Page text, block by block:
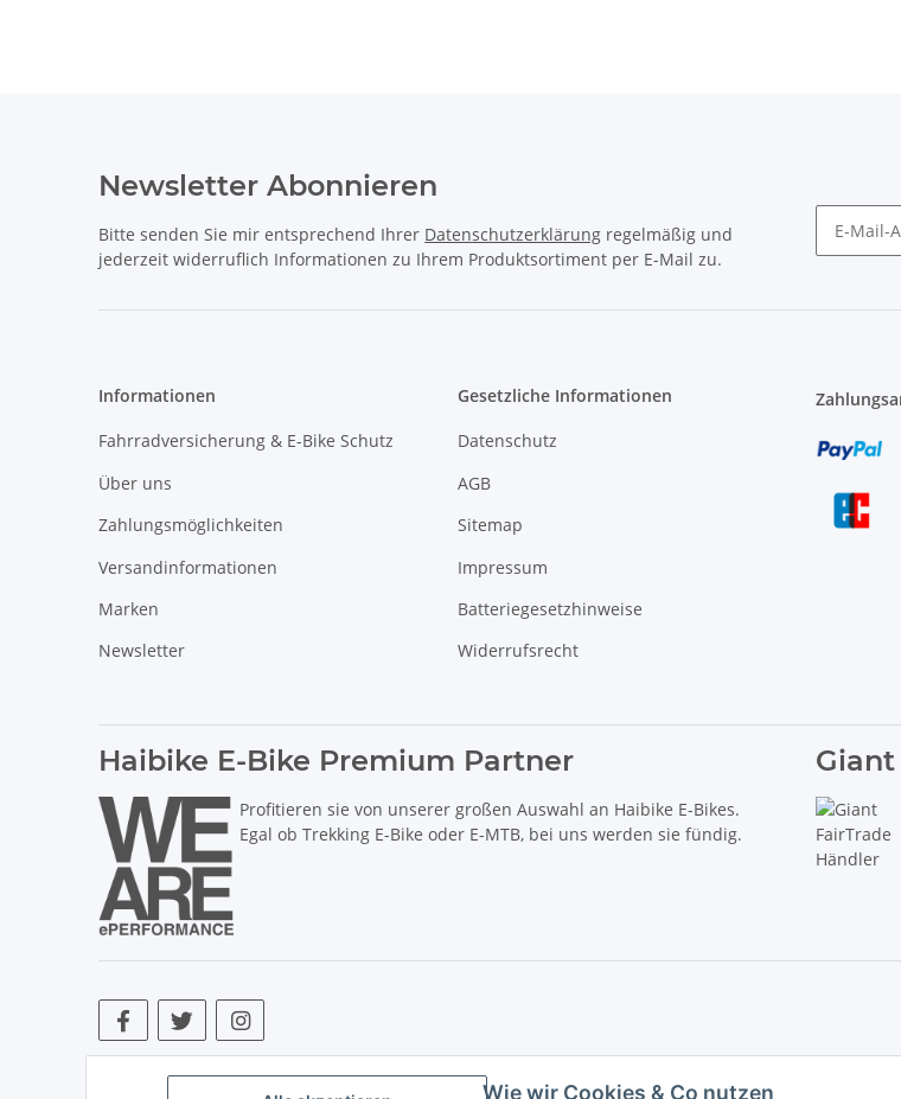
Wie wir Cookies & Co nutzen
Newsletter Abonnieren
Bitte senden Sie mir entsprechend Ihrer Datenschutzerklärung regelmäßig und
jederzeit widerruflich Informationen zu Ihrem Produktsortiment per E-Mail zu.
Informationen
Fahrradversicherung & E-Bike Schutz
Über uns
Zahlungsmöglichkeiten
Versandinformationen
Marken
Newsletter
Gesetzliche Informationen
Datenschutz
AGB
Sitemap
Impressum
Batteriegesetzhinweise
Widerrufsrecht
Haibike E-Bike Premium Partner
Profitieren sie von unserer großen Auswahl an Haibike E-Bikes.
Egal ob Trekking E-Bike oder E-MTB, bei uns werden sie fündig.
* Alle Preise inkl. gesetzlicher USt., zzgl.Versand. ** Hierbei handelt es sich um die unverbindliche Preisempfehlung des